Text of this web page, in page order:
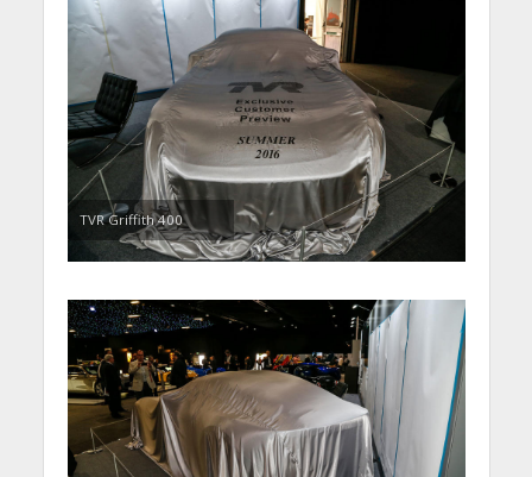
TVR Griffith 400